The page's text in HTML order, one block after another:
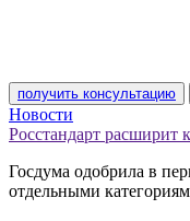
получить консультацию
Новости
Росстандарт расширит
Госдума одобрила в
отдельными